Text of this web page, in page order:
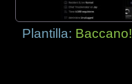
Plantilla: Baccano!